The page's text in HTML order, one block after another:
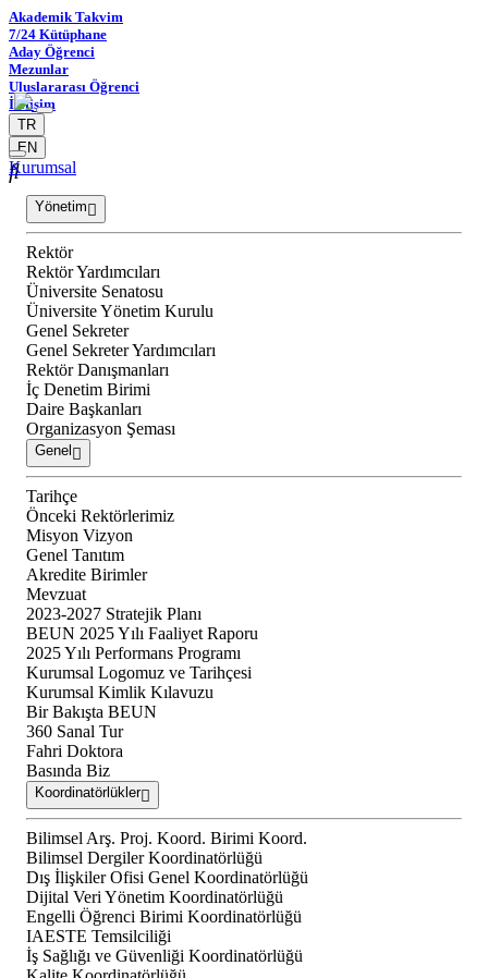
Akademik Takvim
7/24 Kütüphane
Aday Öğrenci
Mezunlar
Uluslararası Öğrenci
İletişim
TR
EN
Kurumsal
Yönetim
Rektör
Rektör Yardımcıları
Üniversite Senatosu
Üniversite Yönetim Kurulu
Genel Sekreter
Genel Sekreter Yardımcıları
Rektör Danışmanları
İç Denetim Birimi
Daire Başkanları
Organizasyon Şeması
Genel
Tarihçe
Önceki Rektörlerimiz
Misyon Vizyon
Genel Tanıtım
Akredite Birimler
Mevzuat
2023-2027 Stratejik Planı
BEUN 2025 Yılı Faaliyet Raporu
2025 Yılı Performans Programı
Kurumsal Logomuz ve Tarihçesi
Kurumsal Kimlik Kılavuzu
Bir Bakışta BEUN
360 Sanal Tur
Fahri Doktora
Basında Biz
Koordinatörlükler
Bilimsel Arş. Proj. Koord. Birimi Koord.
Bilimsel Dergiler Koordinatörlüğü
Dış İlişkiler Ofisi Genel Koordinatörlüğü
Dijital Veri Yönetim Koordinatörlüğü
Engelli Öğrenci Birimi Koordinatörlüğü
IAESTE Temsilciliği
İş Sağlığı ve Güvenliği Koordinatörlüğü